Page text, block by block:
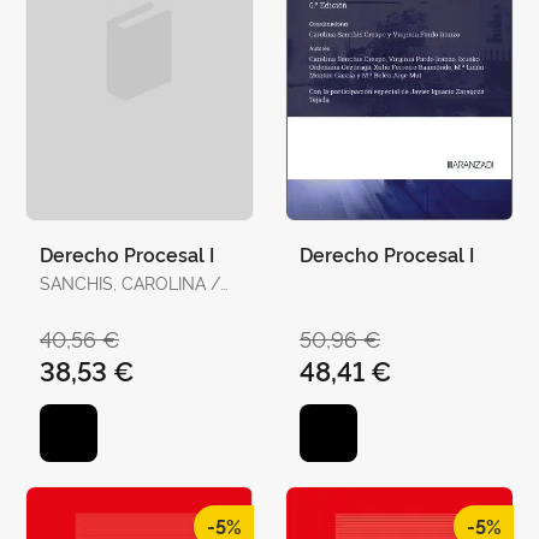
Derecho Procesal I
SANCHIS, CAROLINA /
40,56 €
38,53 €
Derecho Procesal I
50,96 €
48,41 €
-5% -5%